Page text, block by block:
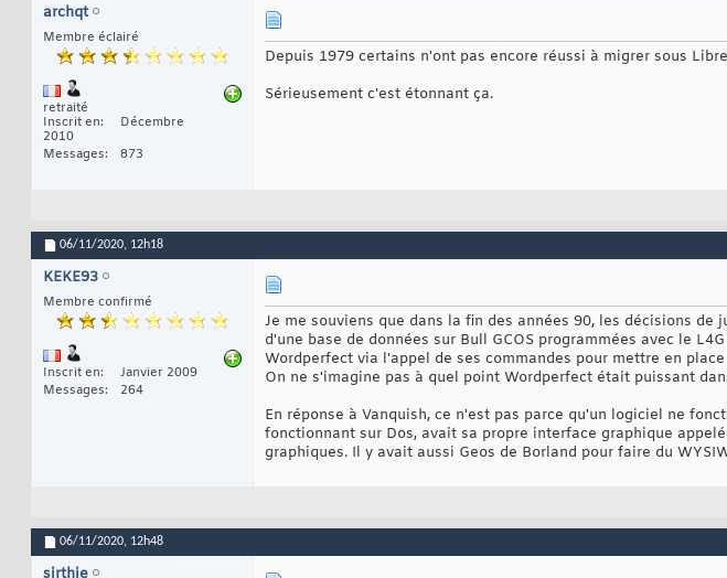
archqt
Membre éclairé
retraité
Inscrit en
Décembre
2010
Messages
873
Depuis 1979 certains n'ont pas encore réussi à migrer sous
Sérieusement c'est étonnant ça.
06/11/2020, 12h18
KEKE93
Membre confirmé
Inscrit en
Janvier 2009
Messages
264
Je me souviens que dans la fin des années 90, les décisions
d'une base de données sur Bull GCOS programmées avec le
Wordperfect via l'appel de ses commandes pour mettre en
On ne s'imagine pas à quel point Wordperfect était puissant
En réponse à Vanquish, ce n'est pas parce qu'un logiciel ne
fonctionnant sur Dos, avait sa propre interface graphique
graphiques. Il y avait aussi Geos de Borland pour faire du
06/11/2020, 12h48